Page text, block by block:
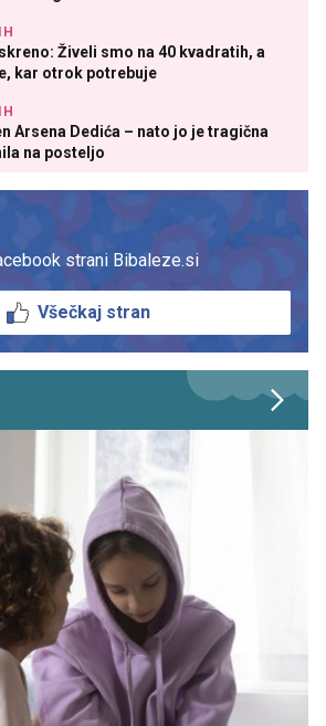
Živeli smo na 40 kvadratih, a
kar otrok potrebuje
Arsena Dedića – nato jo je tragična
na posteljo
strani Bibaleze.si
Všečkaj stran